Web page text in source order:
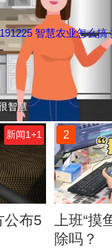
智慧农业怎么搞
新闻1+1
公布5
2
上班“摸
除吗？